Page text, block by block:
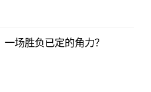
场胜负已定的角力？